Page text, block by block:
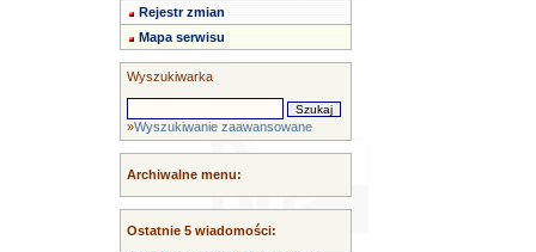
Rejestr zmian
Mapa serwisu
Wyszukiwarka
»Wyszukiwanie zaawansowane
Archiwalne menu:
Ostatnie 5 wiadomości: